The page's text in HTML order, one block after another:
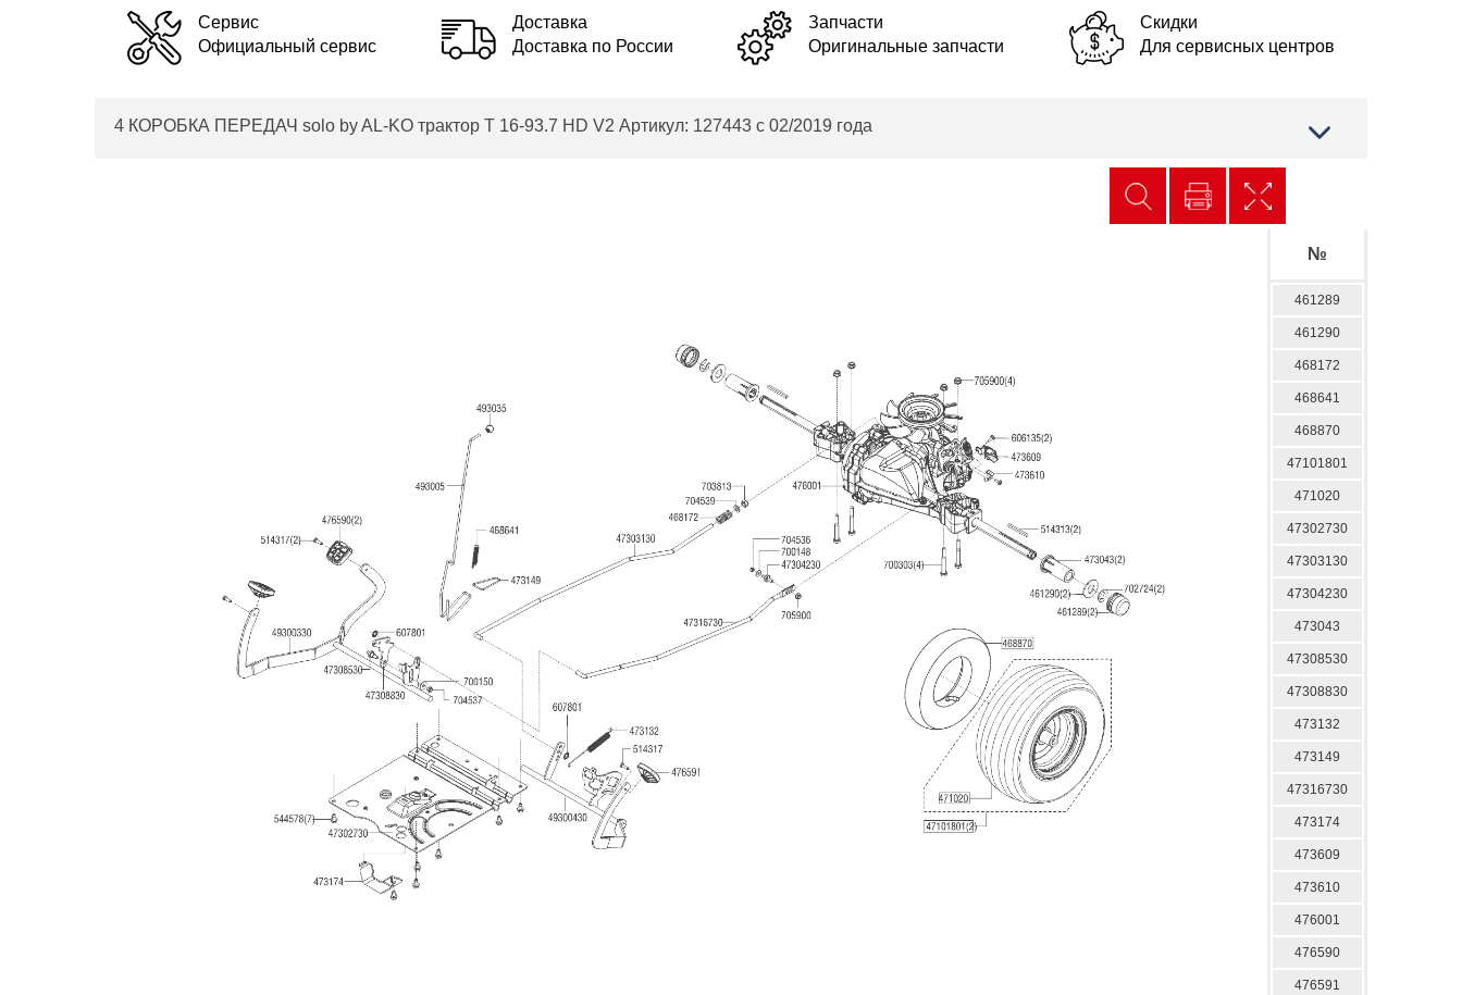
Сервис
Официальный сервис
Доставка
Доставка по России
Запчасти
Оригинальные запчасти
Скидки
Для сервисных центров
4 КОРОБКА ПЕРЕДАЧ solo by AL-KO трактор T 16-93.7 HD V2 Артикул: 127443 с 02/2019 года
№
461289
461290
468172
468641
468870
47101801
471020
47302730
47303130
47304230
473043
47308530
47308830
473132
473149
47316730
473174
473609
473610
476001
476590
476591